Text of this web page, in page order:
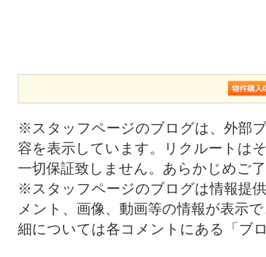
※スタッフページのブログは、外部
容を表示しています。リクルートは
一切保証致しません。あらかじめご
※スタッフページのブログは情報提
メント、画像、動画等の情報が表示
細については各コメントにある「ブ